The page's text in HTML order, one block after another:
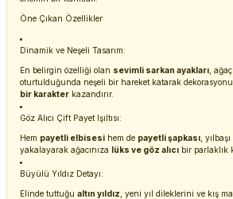
Öne Çıkan Özellikler
Dinamik ve Neşeli Tasarım:
En belirgin özelliği olan sevimli sarkan ayakları ,
oturtulduğunda neşeli bir hareket katarak
bir karakter kazandırır.
Göz Alıcı Çift Payet Işıltısı:
Hem payetli elbisesi hem de payetli şapkası ,
yakalayarak ağacınıza lüks ve göz alıcı bir parlaklık
Büyülü Yıldız Detayı:
Elinde tuttuğu altın yıldız , yeni yıl dileklerini ve kış